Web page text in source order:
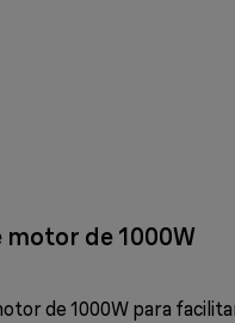
motor de 1000W
de 1000W para